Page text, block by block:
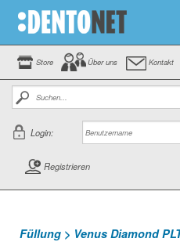
Store Über uns Kontakt
Login:
Registrieren
Füllung > Venus Diamond